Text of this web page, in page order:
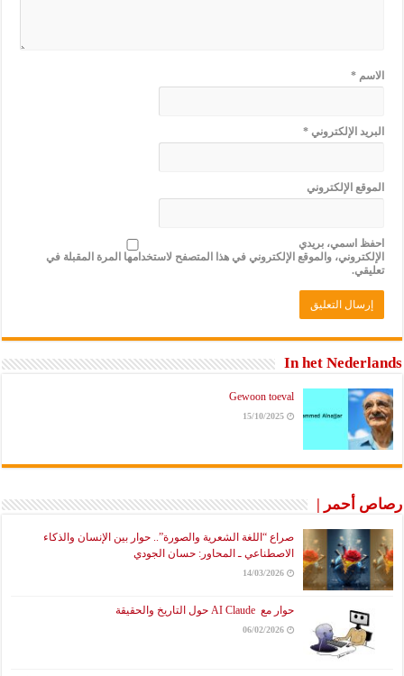
الاسم*
البريد الإلكتروني*
الموقع الإلكتروني
احفظ اسمي، بريدي
الإلكتروني، والموقع الإلكتروني في هذا المتصفح لاستخدامها المرة المقبلة في
تعليقي.
In het Nederlands
Gewoon toeval
15/10/2025
رصاص أحمر |
صراع “اللغة الشعرية والصورة”.. حوار بين الإنسان والذكاء
الاصطناعي ـ المحاور: حسان الجودي
14/03/2026
حوار مع AI Claude حول التاريخ والحقيقة
06/02/2026